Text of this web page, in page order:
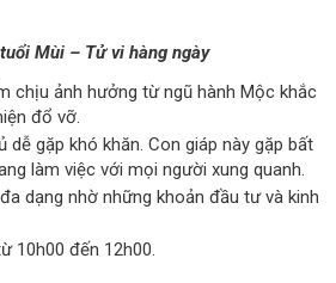
Mùi – Tử vi hàng ngày
chịu ảnh hưởng từ ngũ hành Mộc khắc
đổ vỡ.
dễ gặp khó khăn. Con giáp này gặp bất
làm việc với mọi người xung quanh.
dạng nhờ những khoản đầu tư và kinh
10h00 đến 12h00.